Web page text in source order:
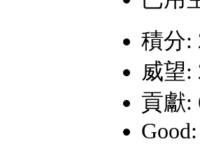
積分:
威望:
貢獻: